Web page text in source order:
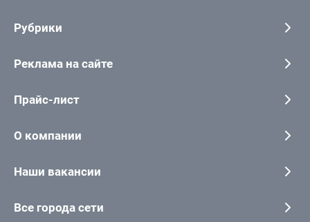
Рубрики
Реклама на сайте
Прайс-лист
О компании
Наши вакансии
Все города сети